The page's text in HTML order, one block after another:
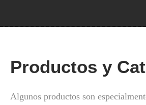
Productos y
Algunos productos son